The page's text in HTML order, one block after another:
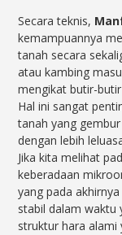
Secara teknis,
kemampuannya
tanah secara
atau kambing
mengikat butir-
Hal ini sangat
tanah yang
dengan lebih
Jika kita melihat
keberadaan
yang pada
stabil dalam waktu
struktur hara alami